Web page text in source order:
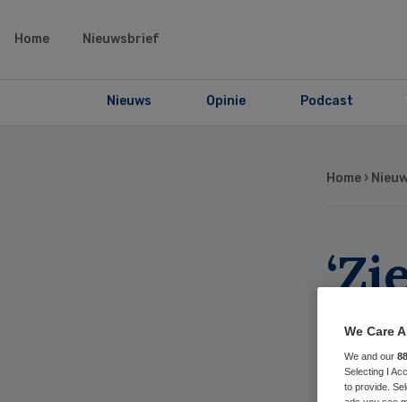
Home Nieuwsbrief
Nieuws Opinie Podcast
Home ›
We Care
We and our
Selecting I
to provide.